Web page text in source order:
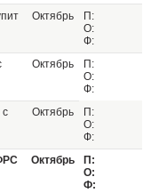
Октябрь
П:
О:
Ф:
Октябрь
П:
О:
Ф:
с
Октябрь
П:
О:
Ф:
Октябрь
П:
О:
Ф: